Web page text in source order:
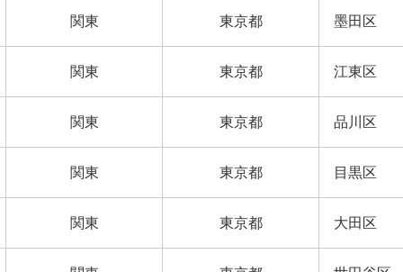
関東 東京都 墨田区
関東 東京都 江東区
関東 東京都 品川区
関東 東京都 目黒区
関東 東京都 大田区